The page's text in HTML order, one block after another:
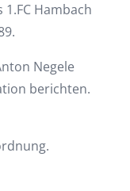
Hambach
Negele
berichten.